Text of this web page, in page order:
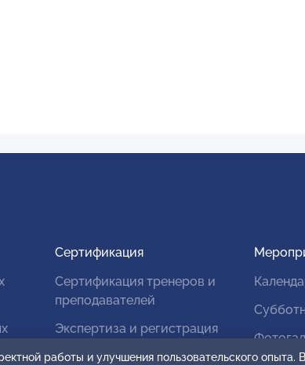
Сертификация
Сертификация тренеров и
преподавателей
Экспертиза и регистрация
работы и улучшения пользовательского